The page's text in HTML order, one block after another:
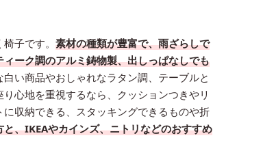
子です。 素材の種類が豊富で、雨ざらしで
ーク調のアルミ鋳物製、出しっぱなしでも
い商品やおしゃれなラタン調、テーブルと
心地を重視するなら、クッションつきやリ
収納できる、スタッキングできるものや折
、IKEAやカインズ、ニトリなどのおすすめ